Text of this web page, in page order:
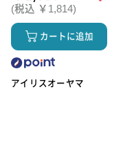
(税込 ￥1,814)
カートに追加
アイリスオーヤマ